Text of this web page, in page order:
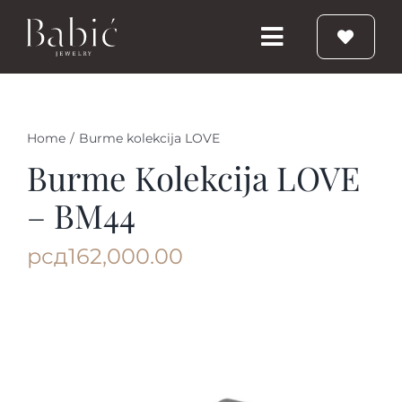
Toggle
Navigation
Prstenje
Home / Burme kolekcija LOVE
Burme Kolekcija LOVE
– BM44
рсд162,000.00